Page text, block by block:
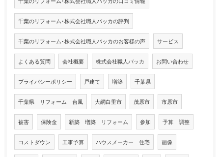
千葉のリフォーム･株式会社職人バッカの評判
千葉のリフォーム･株式会社職人バッカのお客様の声 サービス
よくある質問 会社概要 株式会社職人バッカ お問い合わせ
プライバシーポリシー 戸建て 増築 千葉県
千葉県 リフォーム 台風 大網白里市 茂原市 市原市
被害 保険金 新築 増築 リフォーム 参加 予算 調整
コストダウン 工事予算 ハウスメーカー 住宅 画像